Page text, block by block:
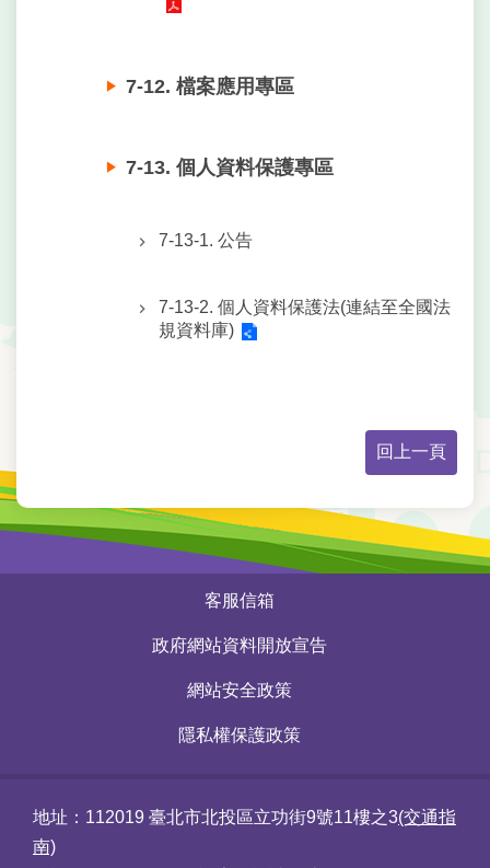
7-12. 檔案應用專區
7-13. 個人資料保護專區
7-13-1. 公告
7-13-2. 個人資料保護法(連結至全國法
規資料庫)
回上一頁
客服信箱
政府網站資料開放宣告
網站安全政策
隱私權保護政策
地址：112019 臺北市北投區立功街9號11樓之3(交通指
南)